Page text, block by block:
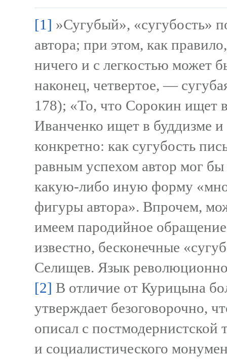
[1] »Сугубый», «сугубость»
автора; при этом, как
ничего и с легкостью может
наконец, четвертое, —
178); «То, что Сорокин ищет
Иванченко ищет в буддизме и
конкретно: как сугубость
равным успехом автор мог бы
какую-либо иную форму
фигуры автора». Впрочем,
имеем пародийное
известно, бесконечные
Селищев. Язык
[2] В отличие от Курицына
утверждает безоговорочно,
описал с постмодернистской
и социалистического